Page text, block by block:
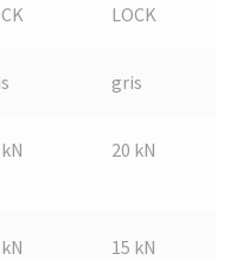
LOCK
gris
20 kN
15 kN